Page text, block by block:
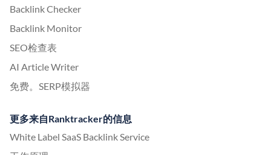
Backlink Checker
Backlink Monitor
SEO检查表
AI Article Writer
免费。SERP模拟器
更多来自Ranktracker的信息
White Label SaaS Backlink Service